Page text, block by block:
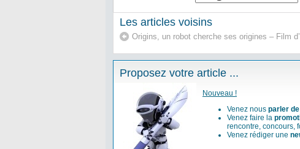
Les articles voisins
Origins, un robot cherche ses origines – Film
Proposez votre article ...
Nouveau !
Venez nous parler
Venez faire la
rencontre, concours,
Venez rédiger une